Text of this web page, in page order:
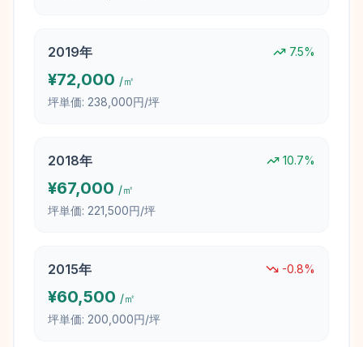
2019年 7.5%
¥72,000 /㎡
坪単価: 238,000円/坪
2018年 10.7%
¥67,000 /㎡
坪単価: 221,500円/坪
2015年 -0.8%
¥60,500 /㎡
坪単価: 200,000円/坪